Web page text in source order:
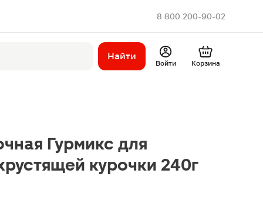
8 800 200-90-02
Найти
Войти Корзина
Гурмикс для
курочки 240г